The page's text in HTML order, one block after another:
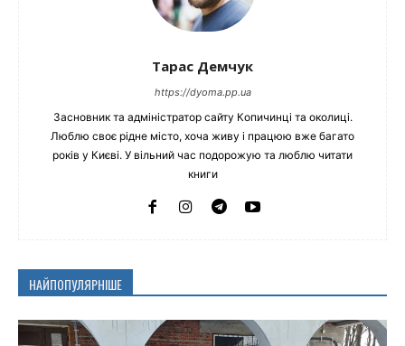
Тарас Демчук
https://dyoma.pp.ua
Засновник та адміністратор сайту Копичинці та околиці.
Люблю своє рідне місто, хоча живу і працюю вже багато
років у Києві. У вільний час подорожую та люблю читати
книги
НАЙПОПУЛЯРНІШЕ